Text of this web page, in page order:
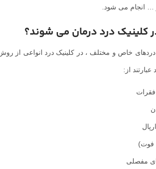
انجام می شود.
کلینیک درد درمان می شوند؟
خاص و مختلف ، در کلینیک درد انواعی از
از:
فوت)
مفصلی